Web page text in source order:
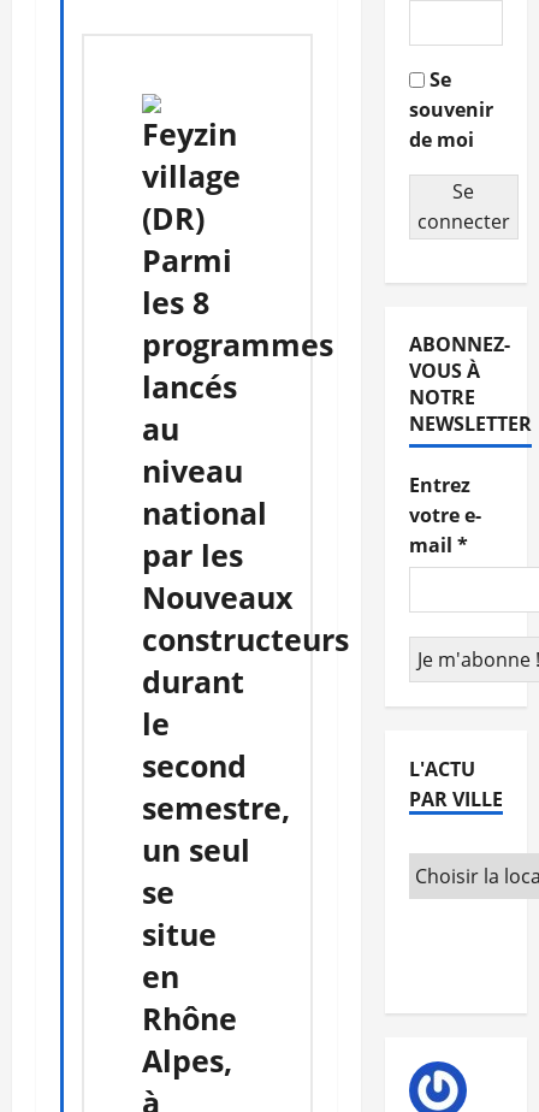
Parmi
les 8
programmes
lancés
au
niveau
national
par les
Nouveaux
constructeurs
durant
le
second
semestre,
un seul
se
situe
en
Rhône
Alpes,
à
Se
souvenir
de moi
Se
connecter
ABONNEZ-
VOUS À
NOTRE
NEWSLETTER
Entrez
votre e-
mail *
L'ACTU
PAR VILLE